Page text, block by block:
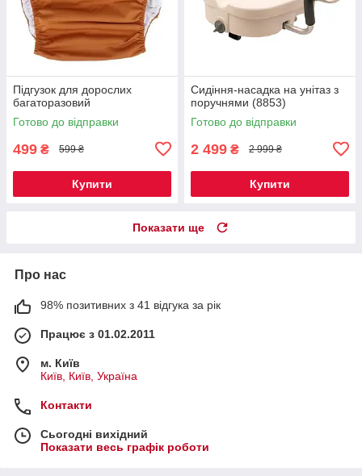
Підгузок для дорослих
багаторазовий
Готово до відправки
499 ₴ 599 ₴
Купити
Сидіння-насадка на унітаз з
поручнями (8853)
Готово до відправки
2 499 ₴ 2 999 ₴
Купити
Показати ще
Про нас
98% позитивних з 41 відгука за рік
Працює з 01.02.2011
м. Київ
Київ, Київ, Україна
Контакти
Сьогодні вихідний
Показати весь графік роботи